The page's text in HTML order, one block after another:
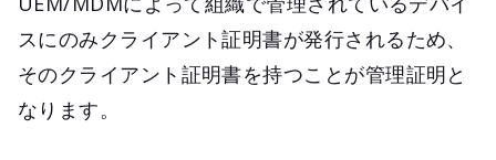
スにのみクライアント証明書が発行されるため、
そのクライアント証明書を持つことが管理証明と
なります。